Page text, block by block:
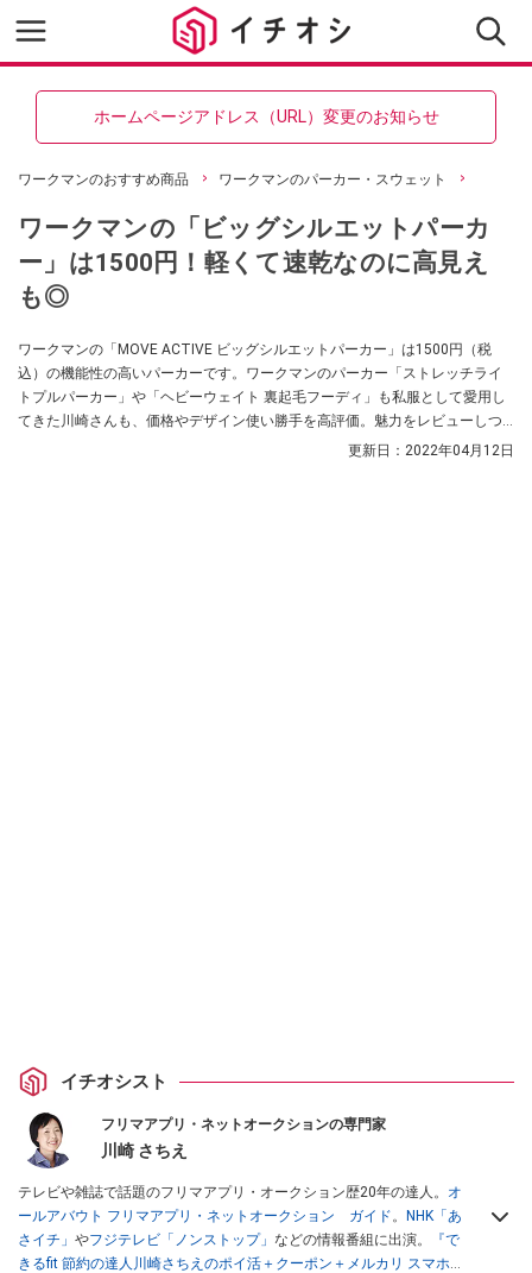
ホームページアドレス（URL）変更のお知らせ
ワークマンのおすすめ商品 ワークマンのパーカー・スウェット
ワークマンの「ビッグシルエットパーカ
ー」は1500円！軽くて速乾なのに高見え
も◎
ワークマンの「MOVE ACTIVE ビッグシルエットパーカー」は1500円（税
込）の機能性の高いパーカーです。ワークマンのパーカー「ストレッチライ
トプルパーカー」や「ヘビーウェイト 裏起毛フーディ」も私服として愛用し
てきた川崎さんも、価格やデザイン使い勝手を高評価。魅力をレビューしつ
つ、20回ほど洗濯をして毛玉の付きやすさも検証していただきました。
更新日： 2022年04月12日
イチオシスト
フリマアプリ・ネットオークションの専門家
川崎 さちえ
テレビや雑誌で話題のフリマアプリ・オークション歴20年の達人。 オ
ールアバウト フリマアプリ・ネットオークション ガイド。
NHK「あ
さイチ」 やフジテレビ「ノンストップ」 などの情報番組に出演。
『で
きるfit 節約の達人川崎さちえのポイ活＋クーポン＋メルカリ スマホで